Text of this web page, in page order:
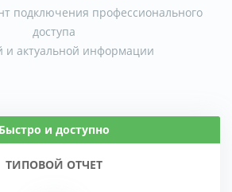
подключения профессионального
доступа
и актуальной информации
Быстро и доступно
ТИПОВОЙ ОТЧЕТ